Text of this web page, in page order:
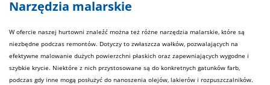
Narzędzia malarskie
W ofercie naszej hurtowni znaleźć można też różne narzędzia malarskie, które są
niezbędne podczas remontów. Dotyczy to zwłaszcza wałków, pozwalających na
efektywne malowanie dużych powierzchni płaskich oraz zapewniających wygodne i
szybkie krycie. Niektóre z nich przystosowane są do konkretnych gatunków farb,
podczas gdy inne mogą posłużyć do nanoszenia olejów, lakierów i rozpuszczalników.